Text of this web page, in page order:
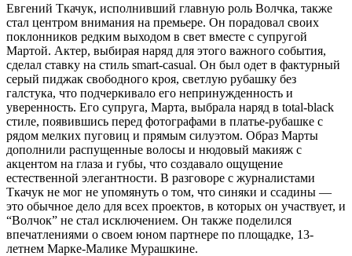
Евгений Ткачук, исполнивший главную роль Волчка, также
стал центром внимания на премьере. Он порадовал своих
поклонников редким выходом в свет вместе с супругой
Мартой. Актер, выбирая наряд для этого важного события,
сделал ставку на стиль smart-casual. Он был одет в фактурный
серый пиджак свободного кроя, светлую рубашку без
галстука, что подчеркивало его непринужденность и
уверенность. Его супруга, Марта, выбрала наряд в total-black
стиле, появившись перед фотографами в платье-рубашке с
рядом мелких пуговиц и прямым силуэтом. Образ Марты
дополнили распущенные волосы и нюдовый макияж с
акцентом на глаза и губы, что создавало ощущение
естественной элегантности. В разговоре с журналистами
Ткачук не мог не упомянуть о том, что синяки и ссадины —
это обычное дело для всех проектов, в которых он участвует, и
“Волчок” не стал исключением. Он также поделился
впечатлениями о своем юном партнере по площадке, 13-
летнем Марке-Малике Мурашкине.